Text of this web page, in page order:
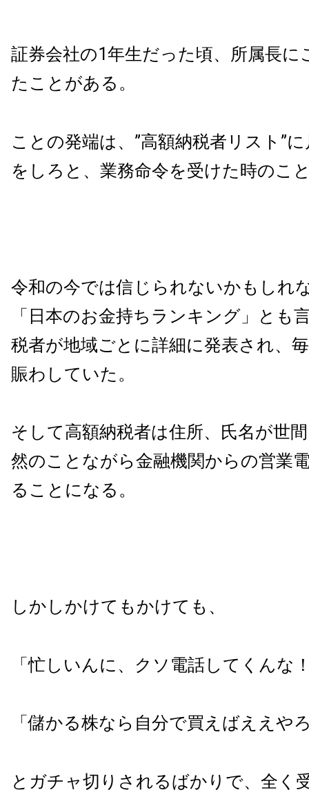
証券会社の1年生だった頃、所属長に
たことがある。
ことの発端は、”高額納税者リスト”
をしろと、業務命令を受けた時のこ
令和の今では信じられないかもしれ
「日本のお金持ちランキング」とも
税者が地域ごとに詳細に発表され、
賑わしていた。
そして高額納税者は住所、氏名が世
然のことながら金融機関からの営業
ることになる。
しかしかけてもかけても、
「忙しいんに、クソ電話してくんな
「儲かる株なら自分で買えばええや
とガチャ切りされるばかりで、全く